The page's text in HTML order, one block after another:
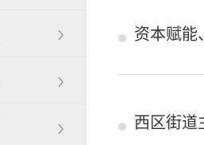
资本赋
西区街道